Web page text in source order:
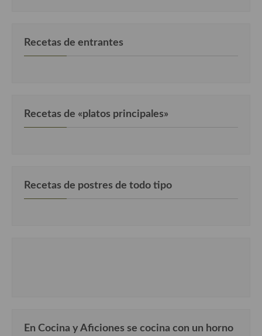
Recetas de entrantes
Recetas de «platos principales»
Recetas de postres de todo tipo
En Cocina y Aficiones se cocina con un horno